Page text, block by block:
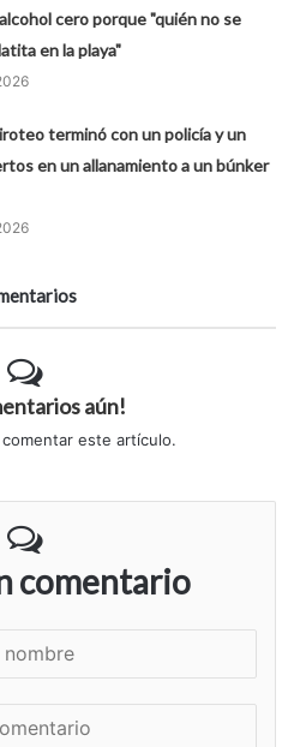
cero porque "quién no se
en la playa"
terminó con un policía y un
en un allanamiento a un búnker
aún!
este artículo.
comentario